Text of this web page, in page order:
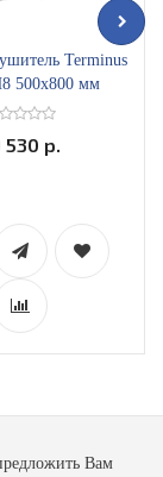
Terminus
500х800 мм
530 р.
Вам